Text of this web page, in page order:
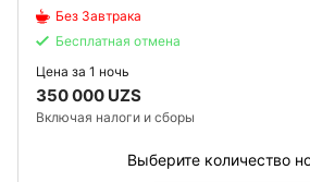
Без Завтрака
Бесплатная отмена
Цена за 1 ночь
350 000 UZS
Включая налоги и сборы
Выберите количество